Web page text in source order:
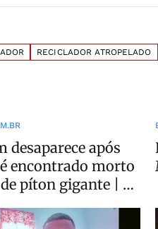
RECICLADOR ATROPELADO